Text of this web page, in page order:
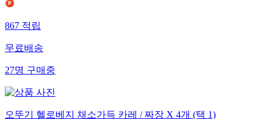
867적립
무료배송
27명구매중